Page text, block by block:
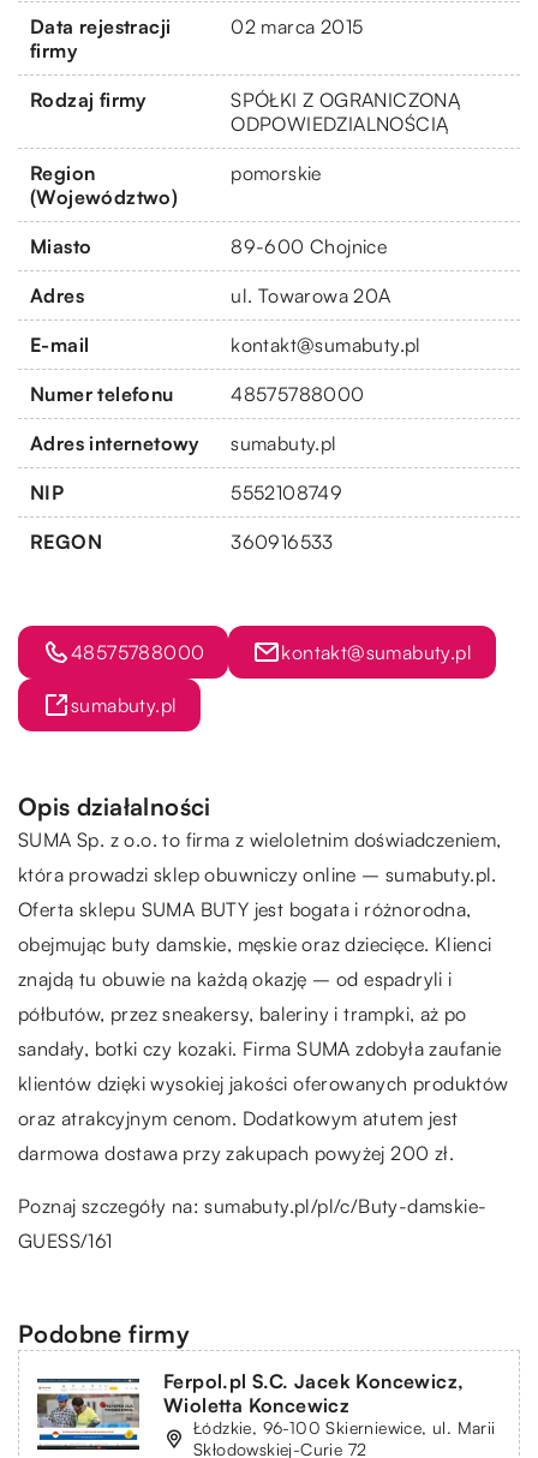
Data rejestracji
firmy
02 marca 2015
Rodzaj firmy
SPÓŁKI Z OGRANICZONĄ
ODPOWIEDZIALNOŚCIĄ
Region
(Województwo)
pomorskie
Miasto 89-600 Chojnice
Adres ul. Towarowa 20A
E-mail kontakt@sumabuty.pl
Numer telefonu 48575788000
Adres internetowy sumabuty.pl
NIP 5552108749
REGON 360916533
48575788000 kontakt@sumabuty.pl
sumabuty.pl
Opis działalności
SUMA Sp. z o.o. to firma z wieloletnim doświadczeniem,
która prowadzi sklep obuwniczy online – sumabuty.pl.
Oferta sklepu SUMA BUTY jest bogata i różnorodna,
obejmując buty damskie, męskie oraz dziecięce. Klienci
znajdą tu obuwie na każdą okazję – od espadryli i
półbutów, przez sneakersy, baleriny i trampki, aż po
sandały, botki czy kozaki. Firma SUMA zdobyła zaufanie
klientów dzięki wysokiej jakości oferowanych produktów
oraz atrakcyjnym cenom. Dodatkowym atutem jest
darmowa dostawa przy zakupach powyżej 200 zł.
Poznaj szczegóły na:sumabuty.pl/pl/c/Buty-damskie-
GUESS/161
Podobne firmy
Ferpol.pl S.C. Jacek Koncewicz,
Wioletta Koncewicz
Łódzkie, 96-100 Skierniewice, ul. Marii
Skłodowskiej-Curie 72